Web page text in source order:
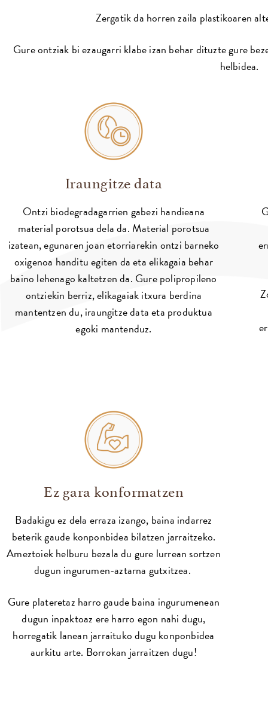
Zergatik da horren zaila plastikoaren
Gure ontziak bi ezaugarri klabe izan behar dituzte gure
helbidea.
Iraungitze data
Ontzi biodegradagarrien gabezi handieana
material porotsua dela da. Material porotsua
izatean, egunaren joan etorriarekin ontzi barneko
oxigenoa handitu egiten da eta elikagaia behar
baino lehenago kaltetzen da. Gure polipropileno
ontziekin berriz, elikagaiak itxura berdina
mantentzen du, iraungitze data eta produktua
egoki mantenduz.
Ez gara konformatzen
Badakigu ez dela erraza izango, baina indarrez
beterik gaude konponbidea bilatzen jarraitzeko.
Ameztoiek helburu bezala du gure lurrean sortzen
dugun ingurumen-aztarna gutxitzea.
Gure plateretaz harro gaude baina ingurumenean
dugun inpaktoaz ere harro egon nahi dugu,
horregatik lanean jarraituko dugu konponbidea
aurkitu arte. Borrokan jarraitzen dugu!